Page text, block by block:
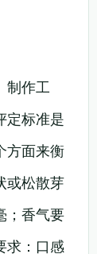
制作工
定标准是
方面来衡
或松散芽
；香气要
求：口感